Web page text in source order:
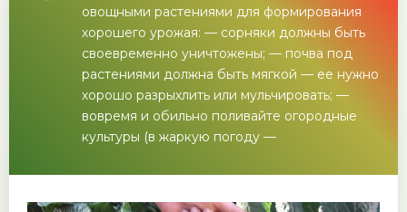
овощными растениями для формирования
хорошего урожая: — сорняки должны быть
своевременно уничтожены; — почва под
растениями должна быть мягкой — ее нужно
хорошо разрыхлить или мульчировать; —
вовремя и обильно поливайте огородные
культуры (в жаркую погоду —